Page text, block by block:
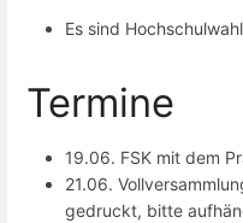
Es sind
Termine
19.06. FSK mit dem
21.06.
gedruckt, bitte